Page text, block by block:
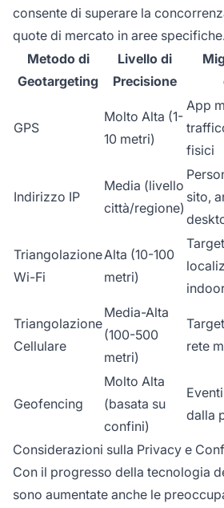
consente di superare la
quote di mercato in aree
Metodo di
Geotargeting
Livello di
Precisione
GPS
Molto Alta (1-
10 metri)
App
fisici
Indirizzo IP
Media (livello
città/regione)
sito,
Triangolazione
Wi-Fi
Alta (10-100
metri)
Triangolazione
Cellulare
Media-Alta
(100-500
metri)
rete
Geofencing
Molto Alta
(basata su
confini)
dalla
Considerazioni sulla Privacy e
Con il progresso della tecnologia
sono aumentate anche le